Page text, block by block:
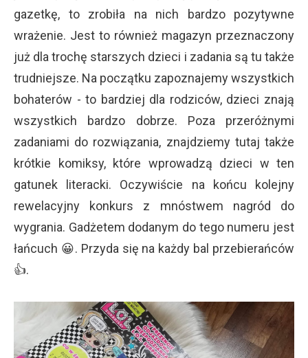
gazetkę, to zrobiła na nich bardzo pozytywne
wrażenie. Jest to również magazyn przeznaczony
już dla trochę starszych dzieci i zadania są tu także
trudniejsze. Na początku zapoznajemy wszystkich
bohaterów - to bardziej dla rodziców, dzieci znają
wszystkich bardzo dobrze. Poza przeróżnymi
zadaniami do rozwiązania, znajdziemy tutaj także
krótkie komiksy, które wprowadzą dzieci w ten
gatunek literacki. Oczywiście na końcu kolejny
rewelacyjny konkurs z mnóstwem nagród do
wygrania. Gadżetem dodanym do tego numeru jest
łańcuch 😀. Przyda się na każdy bal przebierańców
👍.